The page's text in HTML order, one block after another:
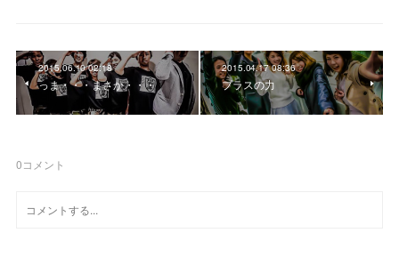
2015.06.10 02:18
っま・・・まさか・・・
2015.04.17 08:36
プラスの力
0コメント